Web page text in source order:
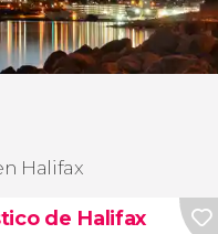
Halifax
de Halifax